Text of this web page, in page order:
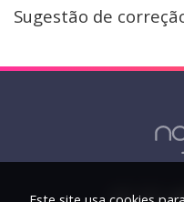
Sugestão de